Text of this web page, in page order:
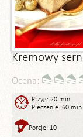
Kremowy
Ocena:
Przyg: 20 min
Pieczenie: 60 min
Porcje: 10